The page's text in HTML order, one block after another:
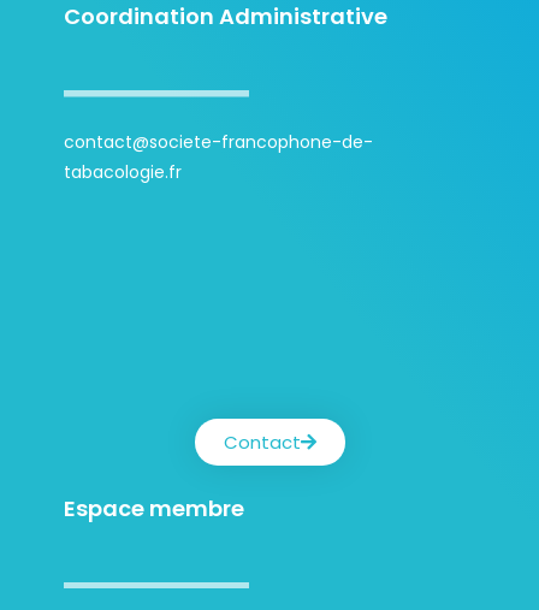
Coordination Administrative
contact@societe-francophone-de-
tabacologie.fr
Contact
Espace membre